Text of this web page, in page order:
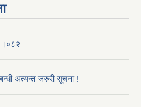
अत्यन्त जरुरी सूचना !